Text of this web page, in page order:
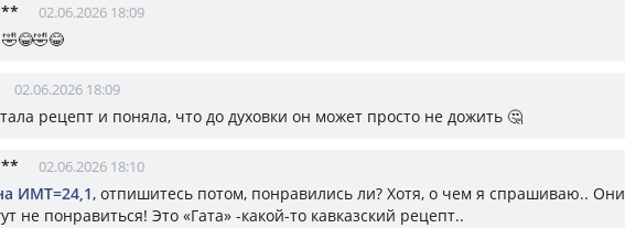
02.06.2026 18:09
02.06.2026 18:09
рецепт и поняла, что до духовки он может просто не дожить 🤔
02.06.2026 18:10
ИМТ=24,1, отпишитесь потом, понравились ли? Хотя, о чем я спрашиваю.. Они
не понравиться! Это «Гата» -какой-то кавказский рецепт..